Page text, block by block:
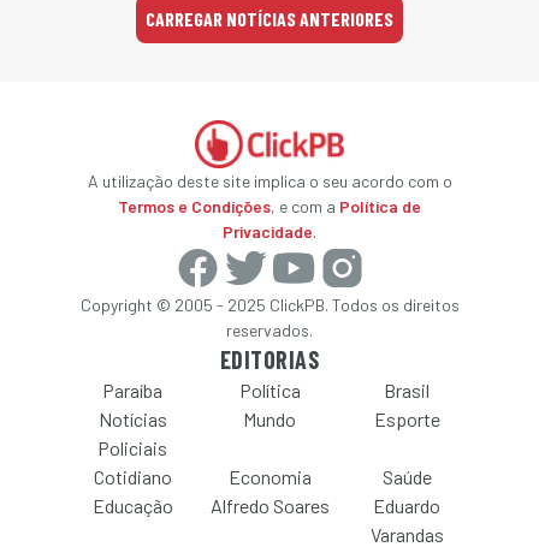
CARREGAR NOTÍCIAS ANTERIORES
A utilização deste site implica o seu acordo com o
Termos e Condições, e com a Política de
Privacidade.
Copyright © 2005 - 2025 ClickPB. Todos os direitos
reservados.
EDITORIAS
Paraíba Política
Brasil
Notícias
Policiais
Mundo Esporte
Cotidiano Economia
Saúde
Educação
Alfredo Soares
Eduardo
Varandas